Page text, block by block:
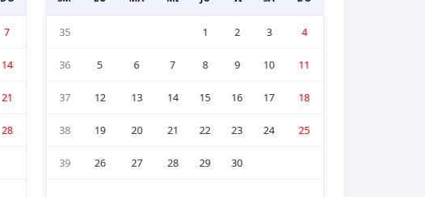
7
14
21
28
35 1 2 3 4
36 5 6 7 8 9 10 11
37 12 13 14 15 16 17 18
38 19 20 21 22 23 24 25
39 26 27 28 29 30